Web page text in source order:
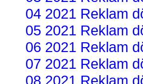
04 2021 Reklam
05 2021 Reklam
06 2021 Reklam
07 2021 Reklam
08 2021 Reklam